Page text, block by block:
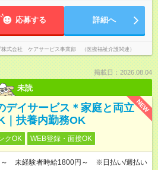
応募する 詳細へ
株式会社 ケアサービス事業部 （医療福祉介護関連）
掲載日：2026.08.04
未読
NEW
デイサービス＊家庭と両立
｜扶養内勤務OK
クOK WEB登録・面接OK
～ 未経験者時給1800円～ ※日払い/週払い